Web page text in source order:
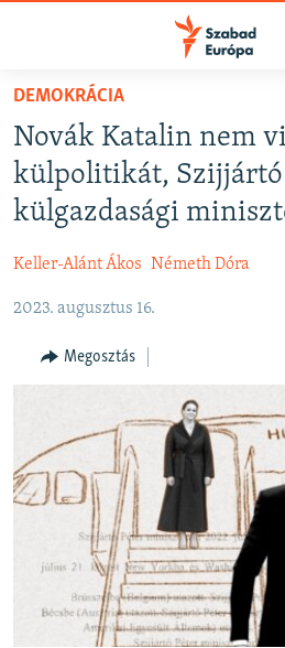
Akadálymentes
Ugrás
fő
oldalra
Ugrás
tartalomjegyzékre
NAPIRENDEN
AKTUÁLIS
PODCASTOK
ELEMZŐ
NER15
SZABADON
DEMOKRÁCIA
A PÉNZ NYOMÁBAN
EURÓPAI UNIÓ
KLÍMAVÁLTOZÁS
A MÚLT TANULSÁGAI
DEMOKRÁCIA
Novák Katalin nem
külpolitikát,
külgazdasági
Keller-Alánt Ákos Németh Dóra
2023. augusztus 16.
Megosztás
FELIRATKOZÁS
Spotify